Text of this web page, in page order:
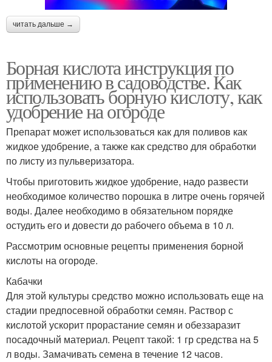
читать дальше →
Борная кислота инструкция по
применению в садоводстве. Как
использовать борную кислоту, как
удобрение на огороде
Препарат может использоваться как для поливов как
жидкое удобрение, а также как средство для обработки
по листу из пульверизатора.
Чтобы приготовить жидкое удобрение, надо развести
необходимое количество порошка в литре очень горячей
воды. Далее необходимо в обязательном порядке
остудить его и довести до рабочего объема в 10 л.
Рассмотрим основные рецепты применения борной
кислоты на огороде.
Кабачки
Для этой культуры средство можно использовать еще на
стадии предпосевной обработки семян. Раствор с
кислотой ускорит прорастание семян и обеззаразит
посадочный материал. Рецепт такой: 1 гр средства на 5
л воды. Замачивать семена в течение 12 часов.